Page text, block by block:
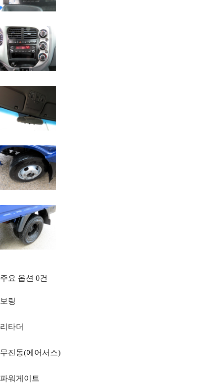
주요 옵션 0건
보링
리타더
무진동(에어서스)
파워게이트